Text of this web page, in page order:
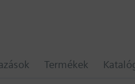
Termékek